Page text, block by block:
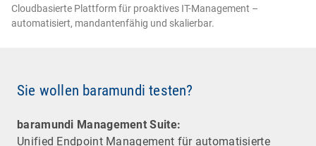
Cloudbasierte Plattform für proaktives IT-Management –
automatisiert, mandantenfähig und skalierbar.
Sie wollen baramundi testen?
baramundi Management Suite:
Unified Endpoint Management für automatisierte